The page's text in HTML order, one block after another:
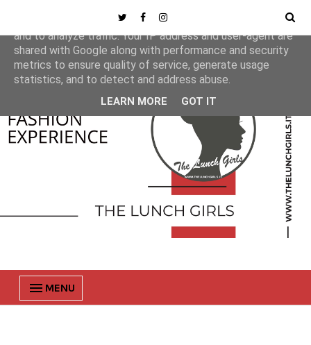
MENU
This site uses cookies from Google to deliver its services
and to analyze traffic. Your IP address and user-agent are
shared with Google along with performance and security
metrics to ensure quality of service, generate usage
statistics, and to detect and address abuse.
LEARN MORE GOT IT